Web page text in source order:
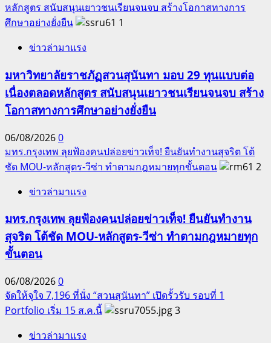
หลักสูตร สนับสนุนเยาวชนเรียนจนจบ สร้างโอกาสทางการ
ศึกษาอย่างยั่งยืน
1
ข่าวล่ามาแรง
มหาวิทยาลัยราชภัฏสวนสุนันทา มอบ 29 ทุนแบบต่อ
เนื่องตลอดหลักสูตร สนับสนุนเยาวชนเรียนจนจบ สร้าง
โอกาสทางการศึกษาอย่างยั่งยืน
06/08/20260
มทร.กรุงเทพ ลุยฟ้องคนปล่อยข่าวเท็จ! ยืนยันทำงานสุจริต โต้
ชัด MOU-หลักสูตร-วีซ่า ทำตามกฎหมายทุกขั้นตอน
2
ข่าวล่ามาแรง
มทร.กรุงเทพ ลุยฟ้องคนปล่อยข่าวเท็จ! ยืนยันทำงาน
สุจริต โต้ชัด MOU-หลักสูตร-วีซ่า ทำตามกฎหมายทุก
ขั้นตอน
06/08/20260
จัดให้จุใจ 7,196 ที่นั่ง “สวนสุนันทา” เปิดรั้วรับ รอบที่ 1
Portfolio เริ่ม 15 ส.ค.นี้
3
ข่าวล่ามาแรง